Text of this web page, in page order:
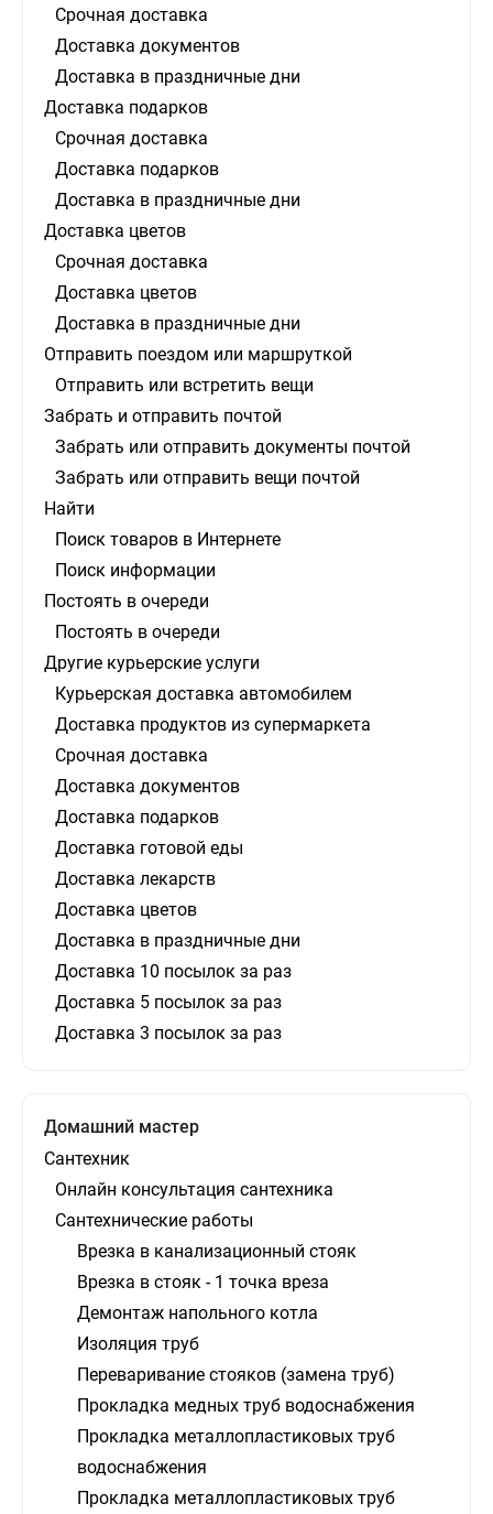
Срочная доставка
Доставка документов
Доставка в праздничные дни
Доставка подарков
Срочная доставка
Доставка подарков
Доставка в праздничные дни
Доставка цветов
Срочная доставка
Доставка цветов
Доставка в праздничные дни
Отправить поездом или маршруткой
Отправить или встретить вещи
Забрать и отправить почтой
Забрать или отправить документы почтой
Забрать или отправить вещи почтой
Найти
Поиск товаров в Интернете
Поиск информации
Постоять в очереди
Постоять в очереди
Другие курьерские услуги
Курьерская доставка автомобилем
Доставка продуктов из супермаркета
Срочная доставка
Доставка документов
Доставка подарков
Доставка готовой еды
Доставка лекарств
Доставка цветов
Доставка в праздничные дни
Доставка 10 посылок за раз
Доставка 5 посылок за раз
Доставка 3 посылок за раз
Домашний мастер
Сантехник
Онлайн консультация сантехника
Сантехнические работы
Врезка в канализационный стояк
Врезка в стояк - 1 точка вреза
Демонтаж напольного котла
Изоляция труб
Переваривание стояков (замена труб)
Прокладка медных труб водоснабжения
Прокладка металлопластиковых труб
водоснабжения
Прокладка металлопластиковых труб